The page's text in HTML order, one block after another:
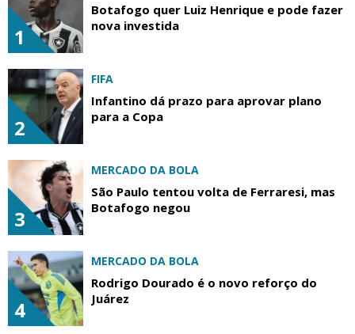
1
Botafogo quer Luiz Henrique e pode fazer
nova investida
2
FIFA
Infantino dá prazo para aprovar plano
para a Copa
3
MERCADO DA BOLA
São Paulo tentou volta de Ferraresi, mas
Botafogo negou
4
MERCADO DA BOLA
Rodrigo Dourado é o novo reforço do
Juárez